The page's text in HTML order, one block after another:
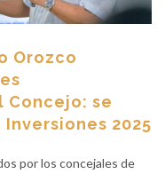
Orozco
Concejo: se
2025
por los concejales de